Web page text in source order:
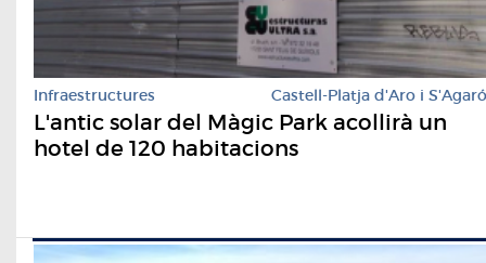
Infraestructures Castell-Platja d'Aro i S'Agaró
L'antic solar del Màgic Park acollirà un
hotel de 120 habitacions